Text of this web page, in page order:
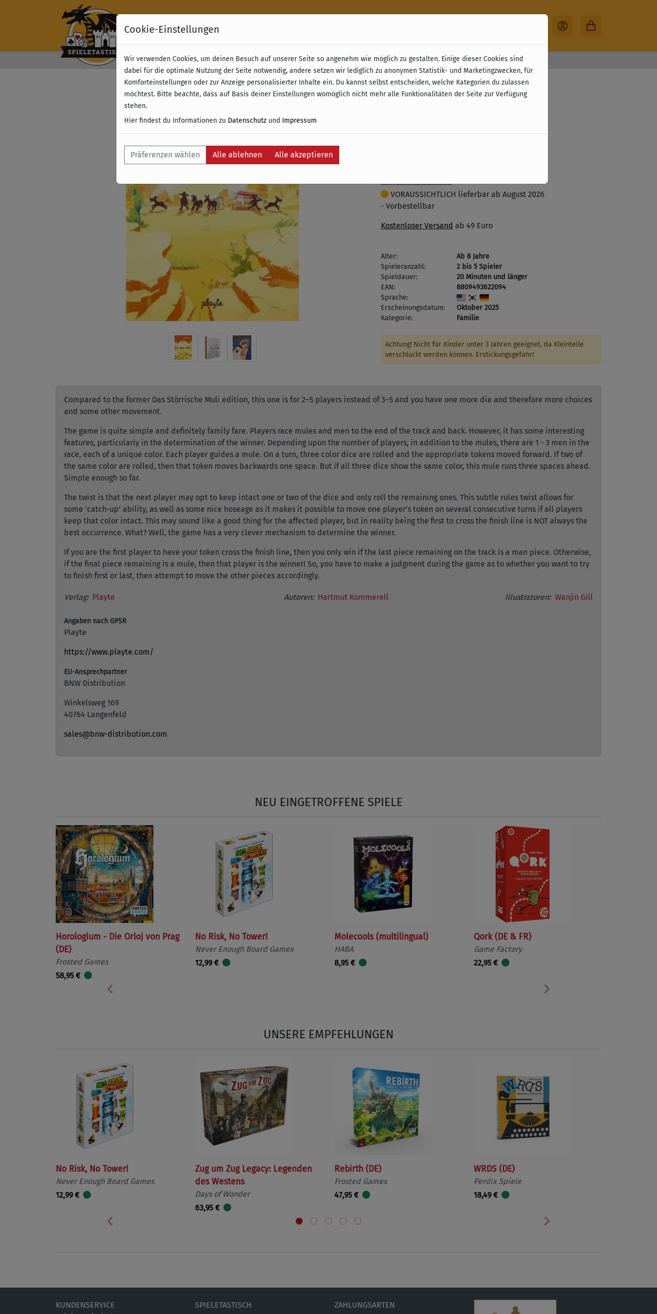
Kostenloser Versand & Retoure ab 49 € (innerhalb Deutschlands) 30 Tage Rückgabe
Stubborn Mules (EN)
VORAUSSICHTLICH lieferbar ab August 2026
- Vorbestellbar
Kostenloser Versand ab 49 Euro
Alter:
Ab 8 Jahre
Spieleranzahl:
2 bis 5 Spieler
Spieldauer:
20 Minuten und länger
EAN:
8809493622094
Sprache:
Erscheinungsdatum:
Oktober 2025
Kategorie:
Familie
Achtung! Nicht für Kinder unter 3 Jahren geeignet, da Kleinteile
verschluckt werden können. Erstickungsgefahr!
Compared to the former Das Störrische Muli edition, this one is for 2–5 players instead of 3–5 and you have one more die and therefore more choices
and some other movement.
The game is quite simple and definitely family fare. Players race mules and men to the end of the track and back. However, it has some interesting
features, particularly in the determination of the winner. Depending upon the number of players, in addition to the mules, there are 1 - 3 men in the
race, each of a unique color. Each player guides a mule. On a turn, three color dice are rolled and the appropriate tokens moved forward. If two of
the same color are rolled, then that token moves backwards one space. But if all three dice show the same color, this mule runs three spaces ahead.
Simple enough so far.
The twist is that the next player may opt to keep intact one or two of the dice and only roll the remaining ones. This subtle rules twist allows for
some 'catch-up' ability, as well as some nice hoseage as it makes it possible to move one player's token on several consecutive turns if all players
keep that color intact. This may sound like a good thing for the affected player, but in reality being the first to cross the finish line is NOT always the
best occurrence. What? Well, the game has a very clever mechanism to determine the winner.
If you are the first player to have your token cross the finish line, then you only win if the last piece remaining on the track is a man piece. Otherwise,
if the final piece remaining is a mule, then that player is the winner! So, you have to make a judgment during the game as to whether you want to try
to finish first or last, then attempt to move the other pieces accordingly.
Verlag: Playte
Angaben nach GPSR
Playte
https://www.playte.com/
EU-Ansprechpartner
BNW Distribution
Winkelsweg 169
40764 Langenfeld
sales@bnw-distribution.com
Autoren: Hartmut Kommerell Illustratoren: Wanjin Gill
NEU EINGETROFFENE SPIELE
Horologium - Die Orloj von Prag
(DE)
Frosted Games
58,95 €
No Risk, No Tower!
Never Enough Board Games
12,99 €
Molecools (multilingual)
HABA
8,95 €
Qork (DE & FR)
Game Factory
22,95 €
Vorherige Nächste
UNSERE EMPFEHLUNGEN
No Risk, No Tower!
Never Enough Board Games
12,99 €
Zug um Zug Legacy: Legenden
des Westens
Days of Wonder
63,95 €
Rebirth (DE)
Frosted Games
47,95 €
WRDS (DE)
Perdix Spiele
18,49 €
Vorherige Nächste
KUNDENSERVICE
SPIELETASTISCH ZAHLUNGSARTEN
Cookie-Einstellungen
Wir verwenden Cookies, um deinen Besuch auf unserer Seite so angenehm wie möglich zu gestalten. Einige dieser Cookies sind
dabei für die optimale Nutzung der Seite notwendig, andere setzen wir lediglich zu anonymen Statistik- und Marketingzwecken, für
Komforteinstellungen oder zur Anzeige personalisierter Inhalte ein. Du kannst selbst entscheiden, welche Kategorien du zulassen
möchtest. Bitte beachte, dass auf Basis deiner Einstellungen womöglich nicht mehr alle Funktionalitäten der Seite zur Verfügung
stehen.
Hier findest du Informationen zu Datenschutz und Impressum
Präferenzen wählen Alle ablehnen Alle akzeptieren